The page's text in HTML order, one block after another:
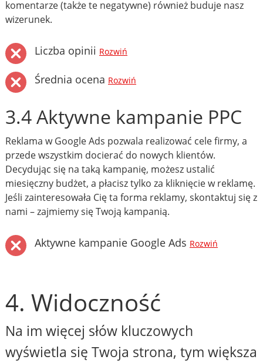
komentarze (także te negatywne) również buduje nasz
wizerunek.
Liczba opinii Rozwiń
Średnia ocena Rozwiń
3.4 Aktywne kampanie PPC
Reklama w Google Ads pozwala realizować cele firmy, a
przede wszystkim docierać do nowych klientów.
Decydując się na taką kampanię, możesz ustalić
miesięczny budżet, a płacisz tylko za kliknięcie w reklamę.
Jeśli zainteresowała Cię ta forma reklamy, skontaktuj się z
nami – zajmiemy się Twoją kampanią.
Aktywne kampanie Google Ads Rozwiń
4. Widoczność
Na im więcej słów kluczowych
wyświetla się Twoja strona, tym większa